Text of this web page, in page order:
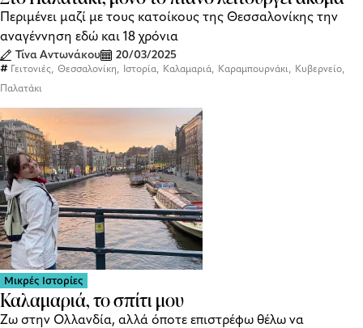
Περιμένει μαζί με τους κατοίκους της Θεσσαλονίκης την
αναγέννηση εδώ και 18 χρόνια
Τίνα Αντωνάκου 20/03/2025
Γειτονιές, Θεσσαλονίκη, Ιστορία, Καλαμαριά, Καραμπουρνάκι, Κυβερνείο,
Παλατάκι
Μικρές Ιστορίες
Καλαμαριά, το σπίτι μου
Ζω στην Ολλανδία, αλλά όποτε επιστρέφω θέλω να